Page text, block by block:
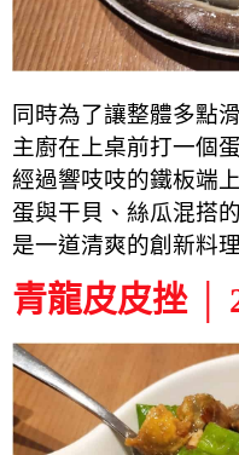
同時為了讓整體多點
主廚在上桌前打一個蛋
經過響吱吱的鐵板端
蛋與干貝、絲瓜混搭
是一道清爽的創新料理
青龍皮皮挫 │